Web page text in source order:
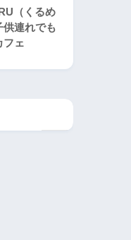
（くるめ
供連れでも
フェ